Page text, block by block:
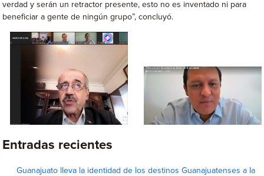
verdad y serán un retractor presente, esto no es inventado ni para
beneficiar a gente de ningún grupo”, concluyó.
Entradas recientes
Guanajuato lleva la identidad de los destinos Guanajuatenses a la